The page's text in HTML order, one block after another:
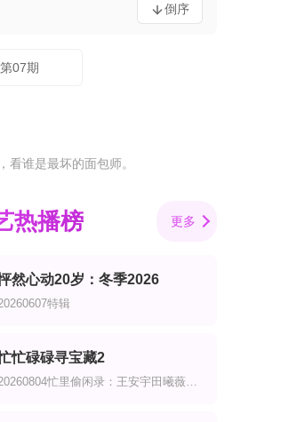
倒序
第07期
谁是最坏的面包师。
热播榜 更多
然心动20岁：冬季2026
特辑
忙碌碌寻宝藏2
20260804忙里偷闲录：王安宇田曦薇共创